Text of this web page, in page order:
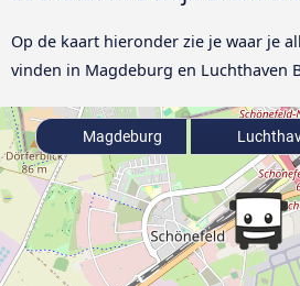
Op de kaart hieronder zie je waar je
vinden in Magdeburg en Luchthaven
Magdeburg